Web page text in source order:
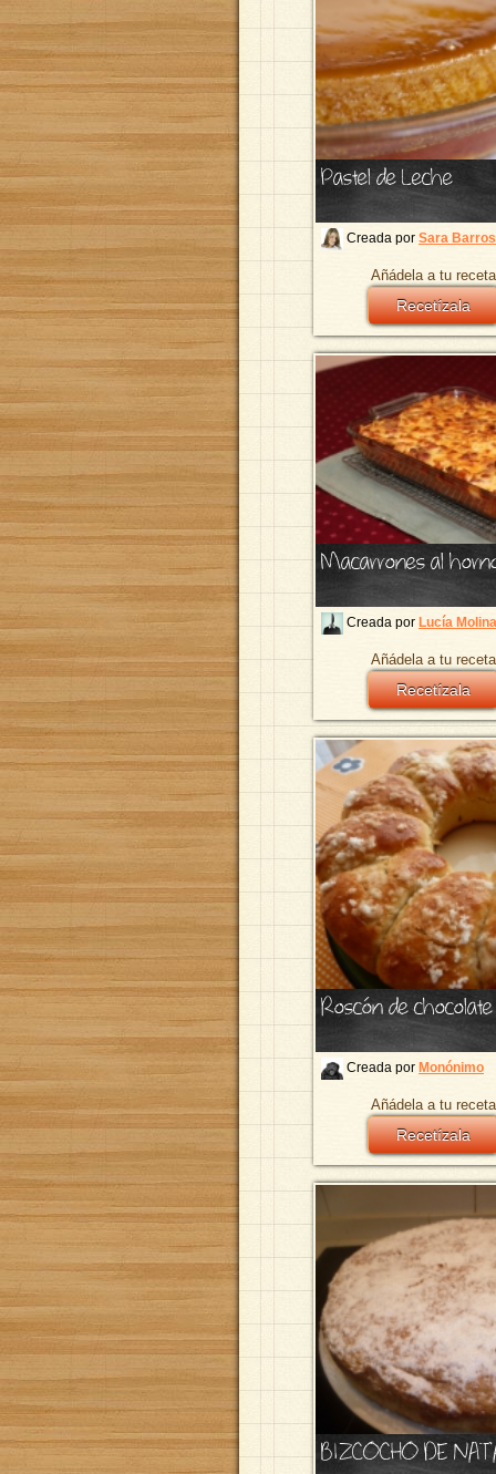
Pastel de Leche
Creada por Sara
Añádela a tu
Recetízala
Macarrones al
Creada por Lucía Molina
Añádela a tu
Recetízala
Roscón de chocolate
Creada por Monónimo
Añádela a tu
Recetízala
BIZCOCHO DE